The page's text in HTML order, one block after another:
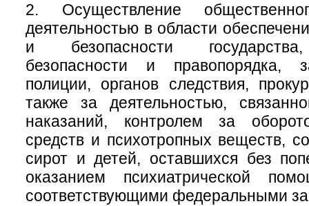
2. Осуществление
деятельностью в области
и безопасности
безопасности и правопорядка,
полиции, органов следствия,
также за деятельностью,
наказаний, контролем за
средств и психотропных веществ,
сирот и детей, оставшихся без
оказанием психиатрической
соответствующими федеральными